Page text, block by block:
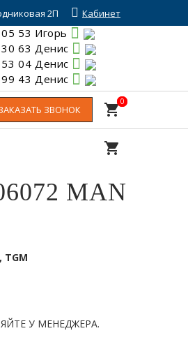
2П Кабинет
53 Игорь
63 Денис
04 Денис
43 Денис
ЗВОНОК shopping_cart0
shopping_cart
0
MAN
TGM
У МЕНЕДЖЕРА.